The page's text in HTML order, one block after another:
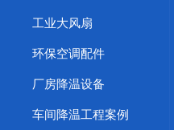
工业大风扇
环保空调配件
厂房降温设备
车间降温工程案例